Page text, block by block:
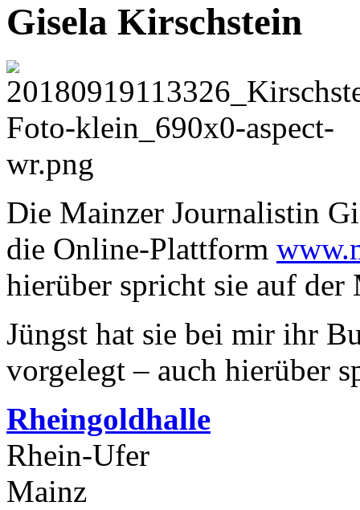
Gisela Kirschstein
Die Mainzer Journalistin
die Online-Plattform
hierüber spricht sie auf der
Jüngst hat sie bei mir ihr
vorgelegt – auch hierüber
Rheingoldhalle
Rhein-Ufer
Mainz